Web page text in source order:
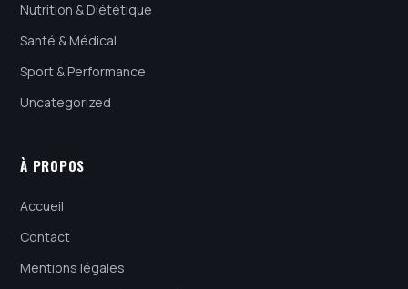
Nutrition & Diététique
Santé & Médical
Sport & Performance
Uncategorized
À PROPOS
Accueil
Contact
Mentions légales